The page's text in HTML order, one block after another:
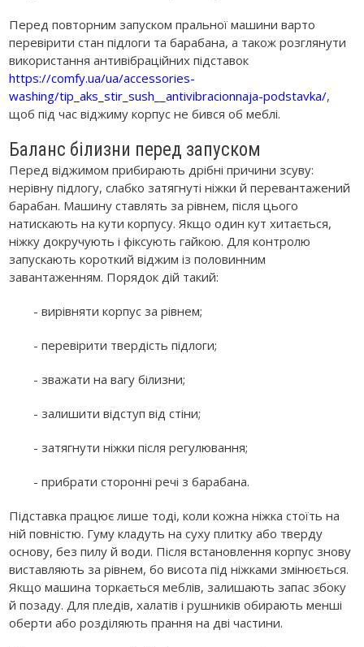
Перед повторним запуском пральної машини варто
перевірити стан підлоги та барабана, а також розглянути
використання антивібраційних підставок
https://comfy.ua/ua/accessories-
washing/tip_aks_stir_sush__antivibracionnaja-podstavka/,
щоб під час віджиму корпус не бився об меблі.
Баланс білизни перед запуском
Перед віджимом прибирають дрібні причини зсуву:
нерівну підлогу, слабко затягнуті ніжки й перевантажений
барабан. Машину ставлять за рівнем, після цього
натискають на кути корпусу. Якщо один кут хитається,
ніжку докручують і фіксують гайкою. Для контролю
запускають короткий віджим із половинним
завантаженням. Порядок дій такий:
- вирівняти корпус за рівнем;
- перевірити твердість підлоги;
- зважати на вагу білизни;
- залишити відступ від стіни;
- затягнути ніжки після регулювання;
- прибрати сторонні речі з барабана.
Підставка працює лише тоді, коли кожна ніжка стоїть на
ній повністю. Гуму кладуть на суху плитку або тверду
основу, без пилу й води. Після встановлення корпус знову
виставляють за рівнем, бо висота під ніжками змінюється.
Якщо машина торкається меблів, залишають запас збоку
й позаду. Для пледів, халатів і рушників обирають менші
оберти або розділяють прання на дві частини.